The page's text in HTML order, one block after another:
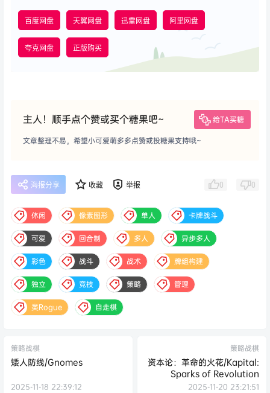
百度网盘 天翼网盘 迅雷网盘 阿里网盘
夸克网盘 正版购买
主人！顺手点个赞或买个糖果吧~ 给TA买糖
文章整理不易，希望小可爱萌多多点赞或投糖果支持哦~
海报分享 收藏 举报 0 0
休闲 像素图形 单人 卡牌战斗
可爱 回合制 多人 异步多人
彩色 战斗 战术 牌组构建
独立 竞技 策略 管理
类Rogue 自走棋
策略战棋
矮人防线/Gnomes
2025-11-18 22:39:12
策略战棋
资本论：革命的火花/Kapital:
Sparks of Revolution
2025-11-20 23:21:51